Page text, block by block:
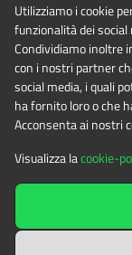
Calendrier
Le calendrier
la Réserve du
Calendrier
Le calendrier
outils respectifs,
Le calendrier
E-mail
The contents of
Attribution-
Utilizziamo i cookie
funzionalità dei
Condividiamo inoltre
con i nostri partner
social media, i quali
ha fornito loro o che
Acconsenta ai nostri
Visualizza lacookie-